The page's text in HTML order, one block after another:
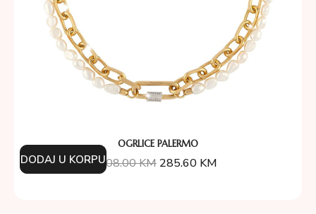
OGRLICE PALERMO
408.00KM 285.60 KM
DODAJ U KORPU